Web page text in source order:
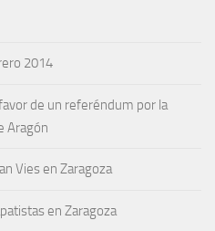
2014
de un referéndum por la
Aragón
Vies en Zaragoza
en Zaragoza